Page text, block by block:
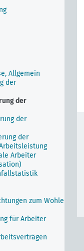
Allgemein
der
der
der
der
Arbeiter
zum Wohle
für Arbeiter